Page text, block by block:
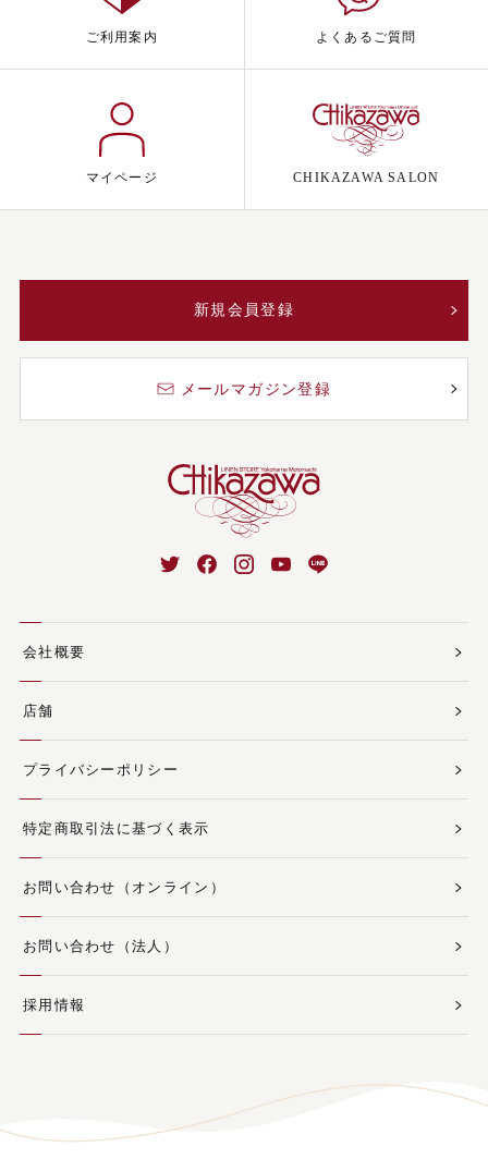
ご利用案内 よくあるご質問
マイページ CHIKAZAWA SALON
新規会員登録
メールマガジン登録
会社概要
店舗
プライバシーポリシー
特定商取引法に基づく表示
お問い合わせ（オンライン）
お問い合わせ（法人）
採用情報